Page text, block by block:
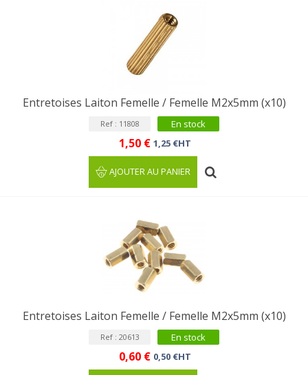
Entretoises Laiton Femelle / Femelle M2x5mm (x10)
Ref : 11808 En stock
1,50 € 1,25 €HT
AJOUTER AU PANIER
Entretoises Laiton Femelle / Femelle M2x5mm (x10)
Ref : 20613 En stock
0,60 € 0,50 €HT